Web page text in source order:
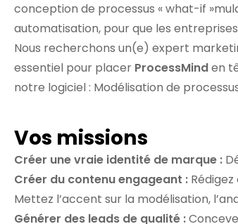
conception de processus « what-if
automatisation, pour que les
Nous recherchons un(e) expert
essentiel pour placer ProcessMinden
notre logiciel : Modélisation de
Vos missions
Créer une vraie identité de marque :
Créer du contenu engageant :
Mettez l’accent sur la modélisation,
Générer des leads de qualité :